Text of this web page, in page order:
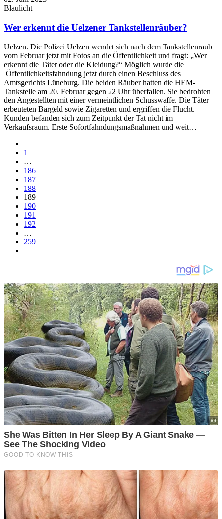
Blaulicht
Wer erkennt die Uelzener Tankstellenräuber?
Uelzen. Die Polizei Uelzen wendet sich nach dem Tankstellenraub
vom Februar jetzt mit Fotos an die Öffentlichkeit und fragt: „Wer
erkennt die Täter oder die Kleidung?“ Möglich wurde die
Öffentlichkeitsfahndung jetzt durch einen Beschluss des
Amtsgerichts Lüneburg. Die beiden Räuber hatten die HEM-
Tankstelle am 20. Februar gegen 22 Uhr überfallen. Sie bedrohten
den Angestellten mit einer vermeintlichen Schusswaffe. Die Täter
erbeuteten Bargeld sowie Zigaretten und ergriffen die Flucht.
Kunden befanden sich zum Zeitpunkt der Tat nicht im
Verkaufsraum. Erste Sofortfahndungsmaßnahmen und weit…
1
…
186
187
188
189
190
191
192
…
259